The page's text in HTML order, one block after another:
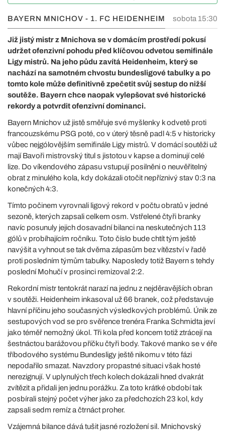
BAYERN MNICHOV - 1. FC HEIDENHEIM sobota 15:30
Již jistý mistr z Mnichova se v domácím prostředí pokusí
udržet ofenzivní pohodu před klíčovou odvetou semifinále
Ligy mistrů. Na jeho půdu zavítá Heidenheim, který se
nachází na samotném chvostu bundesligové tabulky a po
tomto kole může definitivně zpečetit svůj sestup do nižší
soutěže. Bayern chce naopak vylepšovat své historické
rekordy a potvrdit ofenzivní dominanci.
Bayern Mnichov už jistě směřuje své myšlenky k odvetě proti
francouzskému PSG poté, co v úterý těsně padl 4:5 v historicky
vůbec nejgólovějším semifinále Ligy mistrů. V domácí soutěži už
mají Bavoři mistrovský titul s jistotou v kapse a dominují celé
lize. Do víkendového zápasu vstupují posilněni o neuvěřitelný
obrat z minulého kola, kdy dokázali otočit nepříznivý stav 0:3 na
konečných 4:3.
Tímto počinem vyrovnali ligový rekord v počtu obratů v jedné
sezoně, kterých zapsali celkem osm. Vstřelené čtyři branky
navíc posunuly jejich dosavadní bilanci na neskutečných 113
gólů v probíhajícím ročníku. Toto číslo bude chtít tým ještě
navýšit a vyhnout se tak dvěma zápasům bez vítězství v řadě
proti posledním týmům tabulky. Naposledy totiž Bayern s tehdy
poslední Mohučí v prosinci remizoval 2:2.
Rekordní mistr tentokrát narazí na jednu z nejděravějších obran
v soutěži. Heidenheim inkasoval už 66 branek, což představuje
hlavní příčinu jeho současných výsledkových problémů. Únik ze
sestupových vod se pro svěřence trenéra Franka Schmidta jeví
jako téměř nemožný úkol. Tři kola před koncem totiž ztrácejí na
šestnáctou barážovou příčku čtyři body. Takové manko se v éře
tříbodového systému Bundesligy ještě nikomu v této fázi
nepodařilo smazat. Navzdory propastné situaci však hosté
nerezignují. V uplynulých třech kolech dokázali hned dvakrát
zvítězit a přidali jen jednu porážku. Za toto krátké období tak
posbírali stejný počet výher jako za předchozích 23 kol, kdy
zapsali sedm remíz a čtrnáct proher.
Vzájemná bilance dává tušit jasné rozložení sil. Mnichovský